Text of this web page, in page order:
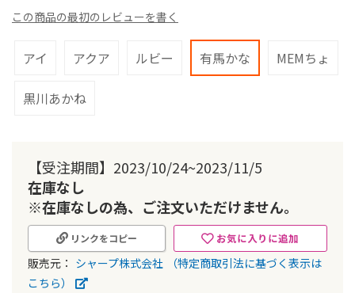
この商品の最初のレビューを書く
アイ アクア ルビー 有馬かな MEMちょ
黒川あかね
【受注期間】2023/10/24~2023/11/5
在庫なし
※在庫なしの為、ご注文いただけません。
お気に入りに追加
リンクをコピー
販売元： シャープ株式会社
（特定商取引法に基づく表示は
こちら）
初
移
る